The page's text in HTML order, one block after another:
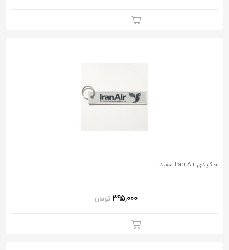
جاکلیدی Iran Air سفید
تومان 395,000